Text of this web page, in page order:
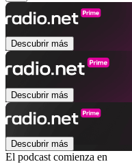
Descubrir más
Descubrir más
Descubrir más
El podcast comienza en